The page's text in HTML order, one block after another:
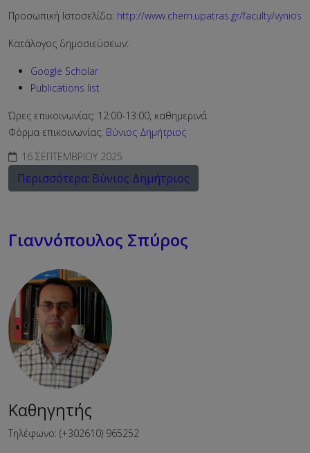
Προσωπική Ιστοσελίδα: http://www.chem.upatras.gr/faculty/vynios
Κατάλογος δημοσιεύσεων:
Google Scholar
Publications list
Ώρες επικοινωνίας: 12:00-13:00, καθημερινά
Φόρμα επικοινωνίας: Βύνιος Δημήτριος
16 ΣΕΠΤΕΜΒΡΊΟΥ 2025
Περισσότερα: Βύνιος Δημήτριος
Γιαννόπουλος Σπύρος
Καθηγητής
Τηλέφωνο: (+302610) 965252